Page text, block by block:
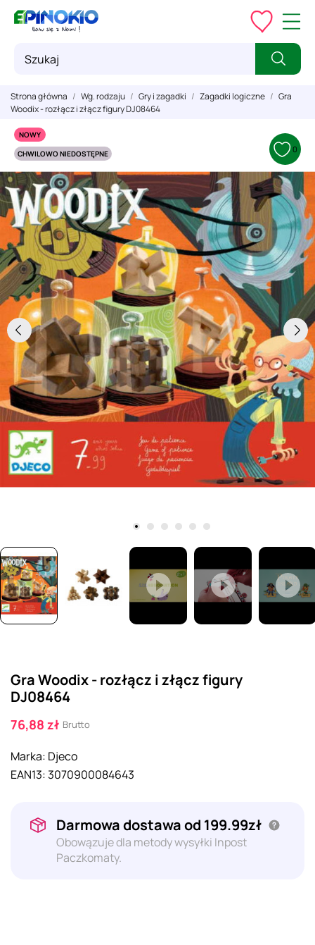
Strona główna Wg. rodzaju Gry i zagadki Zagadki logiczne
Gra
Woodix - rozłącz i złącz figury DJ08464
NOWY
CHWILOWO NIEDOSTĘPNE
0
Gra Woodix - rozłącz i złącz figury
DJ08464
76,88 zł Brutto
Marka: Djeco
EAN13:3070900084643
Darmowa dostawa od 199.99zł
Obowązuje dla metody wysyłki Inpost
Paczkomaty.